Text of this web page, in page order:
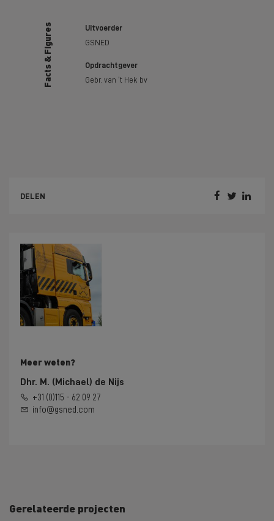
Facts & Figures
Uitvoerder
GSNED
Opdrachtgever
Gebr. van ‘t Hek bv
DELEN   
Meer weten?
Dhr. M. (Michael) de Nijs
+31 (0)115 - 62 09 27
info@gsned.com
Gerelateerde projecten